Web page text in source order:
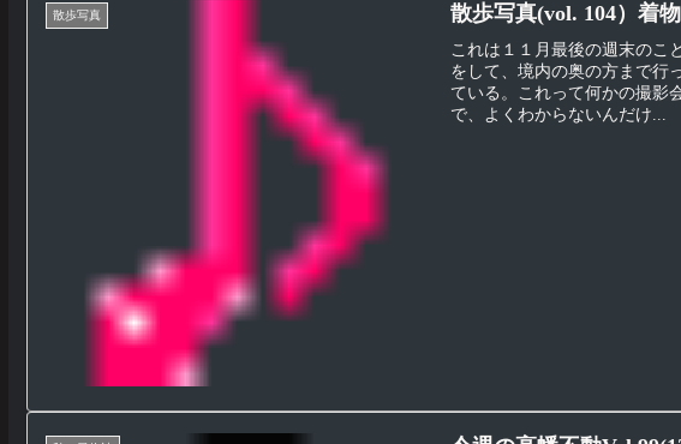
散歩写真 散歩写真(vol. 104）着
これは１１月最後の週末のこ
をして、境内の奥の方まで行
ている。これって何かの撮影
で、よくわからないんだけ...